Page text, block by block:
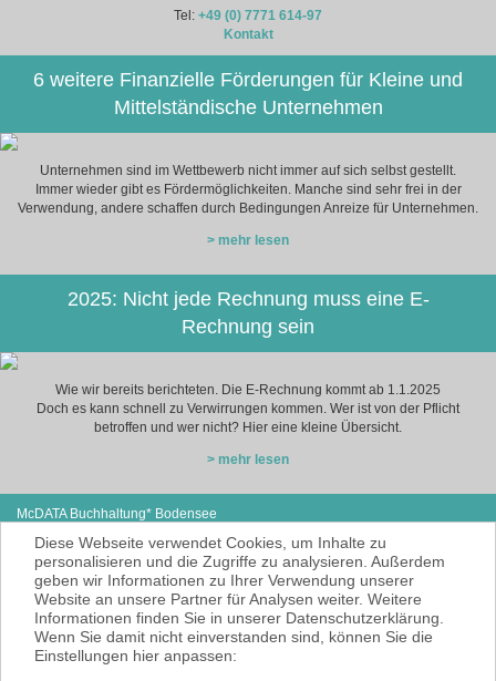
Tel: +49 (0) 7771 614-97
Kontakt
6 weitere Finanzielle Förderungen für Kleine und
Mittelständische Unternehmen
Unternehmen sind im Wettbewerb nicht immer auf sich selbst gestellt.
Immer wieder gibt es Fördermöglichkeiten. Manche sind sehr frei in der
Verwendung, andere schaffen durch Bedingungen Anreize für Unternehmen.
> mehr lesen
2025: Nicht jede Rechnung muss eine E-
Rechnung sein
Wie wir bereits berichteten. Die E-Rechnung kommt ab 1.1.2025
Doch es kann schnell zu Verwirrungen kommen. Wer ist von der Pflicht
betroffen und wer nicht? Hier eine kleine Übersicht.
> mehr lesen
McDATA Buchhaltung* Bodensee
78333 Stockach
E-Mail:cse@mcdata.de
McDATA ist eine sehr gute Alternative zu
Ihrem Steuerberater zur Erbringung der
laufenden Finanz- und Lohnbuchhaltung*.
* = Erbracht werden nur Dienstleistungen
gemäß § 6 Nr. 3+4 Steuerberatungsgesetz
Diese Webseite verwendet Cookies, um Inhalte zu
personalisieren und die Zugriffe zu analysieren. Außerdem
geben wir Informationen zu Ihrer Verwendung unserer
Website an unsere Partner für Analysen weiter. Weitere
Informationen finden Sie in unserer Datenschutzerklärung.
Wenn Sie damit nicht einverstanden sind, können Sie die
Einstellungen hier anpassen: